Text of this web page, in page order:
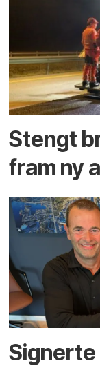
Stengt
fram ny